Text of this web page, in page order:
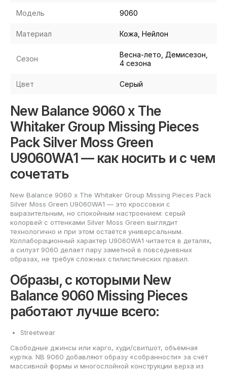
Модель 9060
Материал Кожа, Нейлон
Сезон
Весна-лето, Демисезон,
4 сезона
Цвет Серый
New Balance 9060 x The
Whitaker Group Missing Pieces
Pack Silver Moss Green
U9060WA1 — как носить и с чем
сочетать
New Balance 9060 x The Whitaker Group Missing Pieces Pack
Silver Moss Green U9060WA1 — это кроссовки с
выразительным, но спокойным настроением: серый
колорвей с оттенками Silver Moss Green выглядит
технологично и при этом остаётся универсальным.
Коллаборационный характер U9060WA1 читается в деталях,
а силуэт 9060 делает пару заметной в повседневных
образах, не требуя сложных стилистических правил.
Образы, с которыми New
Balance 9060 Missing Pieces
работают лучше всего:
Streetwear
Свободные джинсы или карго, худи/свитшот, объёмная
куртка. NB 9060 добавляют образу «собранности» за счёт
массивной формы и многослойной конструкции верха из